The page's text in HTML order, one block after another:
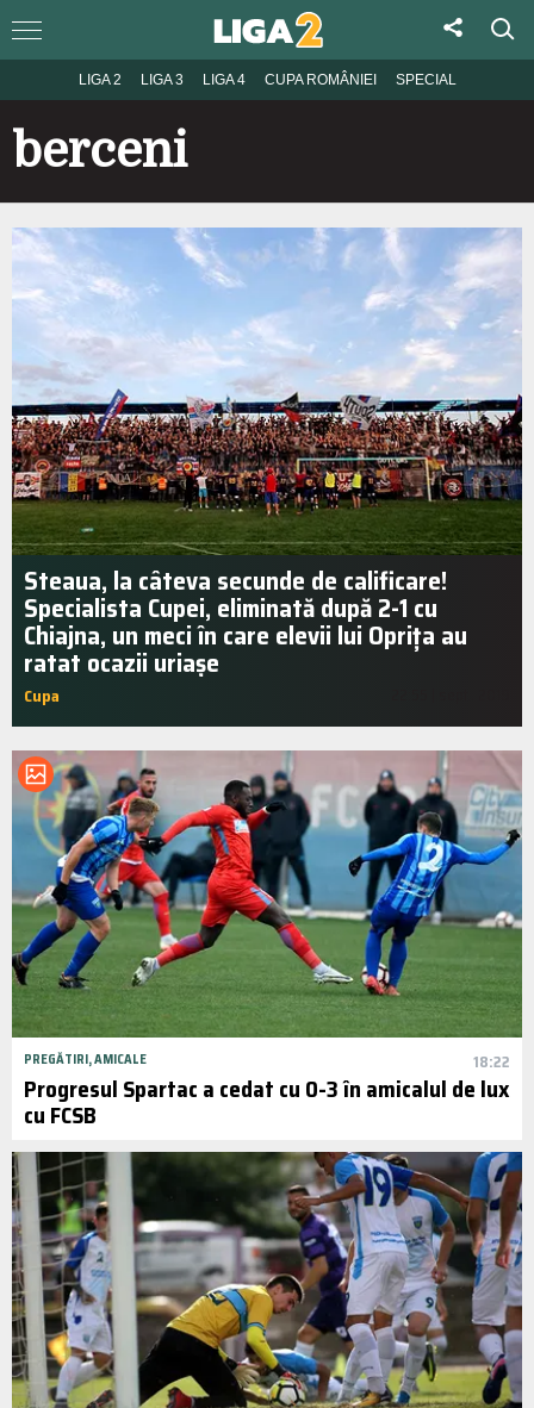
LIGA 2 LIGA 3 LIGA 4 CUPA ROMÂNIEI SPECIAL
berceni
Steaua, la câteva secunde de calificare!
Specialista Cupei, eliminată după 2-1 cu
Chiajna, un meci în care elevii lui Oprița au
ratat ocazii uriașe
Cupa
PREGĂTIRI, AMICALE 18:22
Progresul Spartac a cedat cu 0-3 în amicalul de lux
cu FCSB